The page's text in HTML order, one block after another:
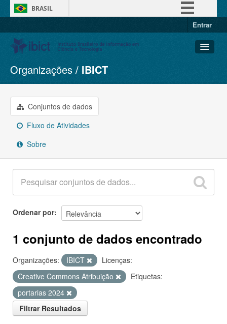
BRASIL
Entrar
Conjuntos de dados
Organizações
Grupos
Sobre
Organizações IBICT
Conjuntos de dados
Fluxo de Atividades
Sobre
Ordenar por
1 conjunto de dados encontrado
Organizações: IBICT
Licenças:
Creative Commons Atribuição
Etiquetas:
portarias 2024
Filtrar Resultados